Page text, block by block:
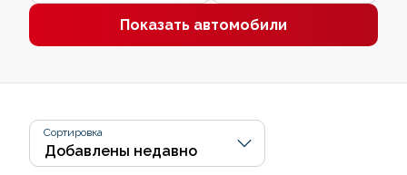
Показать автомобили
Сортировка